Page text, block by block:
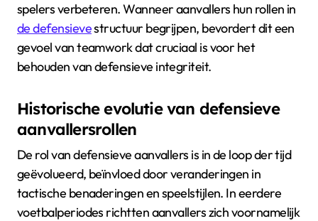
spelers verbeteren. Wanneer aanvallers hun rollen in
de defensievestructuur begrijpen, bevordert dit een
gevoel van teamwork dat cruciaal is voor het
behouden van defensieve integriteit.
Historische evolutie van defensieve
aanvallersrollen
De rol van defensieve aanvallers is in de loop der tijd
geëvolueerd, beïnvloed door veranderingen in
tactische benaderingen en speelstijlen. In eerdere
voetbalperiodes richtten aanvallers zich voornamelijk